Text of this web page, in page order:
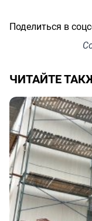
Поделиться в
ЧИТАЙТЕ